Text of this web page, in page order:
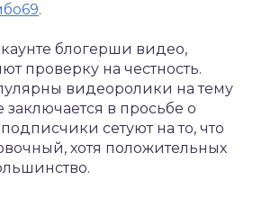
.
блогерши видео,
проверку на честность.
видеоролики на тему
в просьбе о
сетуют на то, что
хотя положительных